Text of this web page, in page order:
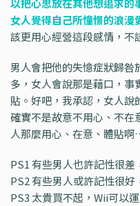
以把心思放在其他想追求的
女人覺得自己所憧憬的浪漫
該更用心經營這段感情，不
男人會把他的失憶症狀歸咎
多，女人會說那是藉口，事
貼。好吧，我承認，女人
確實不是故意不用心、不在
人那麼用心、在意、體貼啊
PS1 有些男人也許記性很
PS2 有些男人或許記性很
PS3 太貴買不起，Wii可以